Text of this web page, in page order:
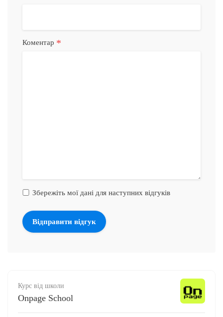
Коментар *
Збережіть мої дані для наступних відгуків
Курс від школи
Onpage School